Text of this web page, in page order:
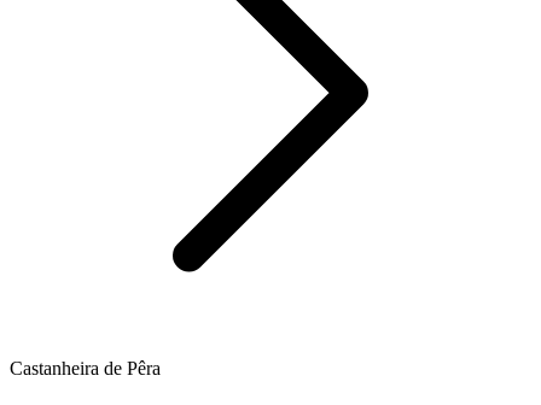
Castanheira de Pêra